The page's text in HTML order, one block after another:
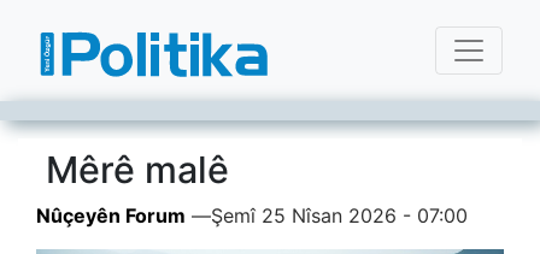
Mêrê malê
Nûçeyên Forum —Şemî 25 Nîsan 2026 - 07:00